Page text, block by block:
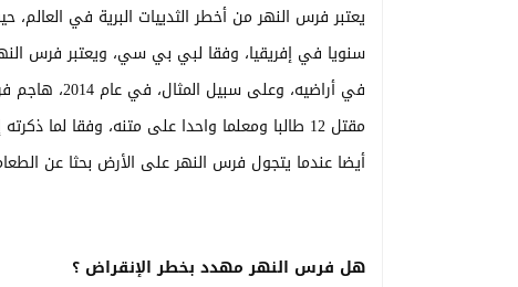
سنويا في إفريقيا، وفقا لبي بي سي، ويعتبر فرس
في أراضيه،
مقتل 12 طالبا ومعلما واحدا على متنه، وفقا لما
أيضا عندما يتجول فرس النهر على الأرض بحثا عن
هل فرس النهر مهدد بخطر الإنقراض ؟